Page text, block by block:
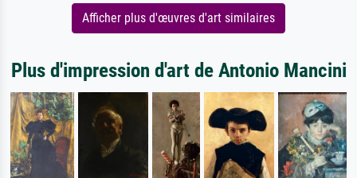
Afficher plus d'œuvres d'art similaires
Plus d'impression d'art de Antonio Mancini